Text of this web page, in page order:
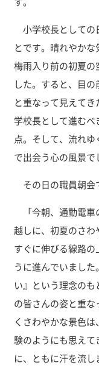
す。
小学校長としての
とです。晴れやかな
梅雨入り前の初夏の
した。すると、目
と重なって見えてき
学校長として進むべ
点。そして、流れ
で出会う心の風景で
その日の職員朝会
「今朝、通勤電車
越しに、初夏のさわ
すぐに伸びる線路の
うに進んでいまし
い』という理念のも
の皆さんの姿と重な
くさわやかな景色
験のようにも思えて
に、ともに汗を流し